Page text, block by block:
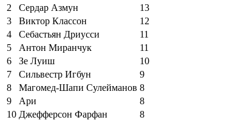
2
Сердар Азмун
13
3
Виктор Классон
12
4
Себастьян Дриусси
11
5
Антон Миранчук
11
6
Зе Луиш
10
7
Сильвестр Игбун
9
8
Магомед-Шапи Сулейманов 8
9
Ари
8
10 Джефферсон Фарфан
8